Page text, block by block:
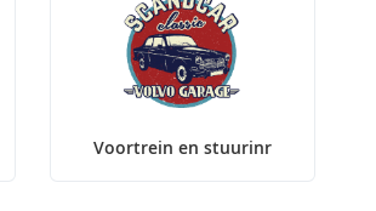
Voortrein en stuurinr